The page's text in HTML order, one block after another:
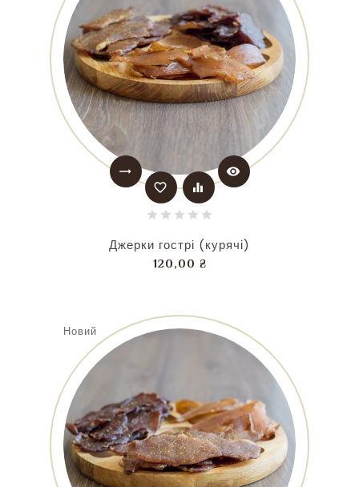
trending_flat
favorite_border
equalizer
visibility
Джерки гострі (курячі)
120,00 ₴Ціна
Новий